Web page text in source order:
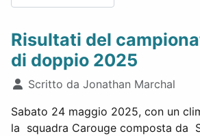
Risultati del
di doppio 2025
Dettagli
Scritto da Jonathan Marchal
Sabato 24 maggio 2025, con un
la squadra Carouge composta da